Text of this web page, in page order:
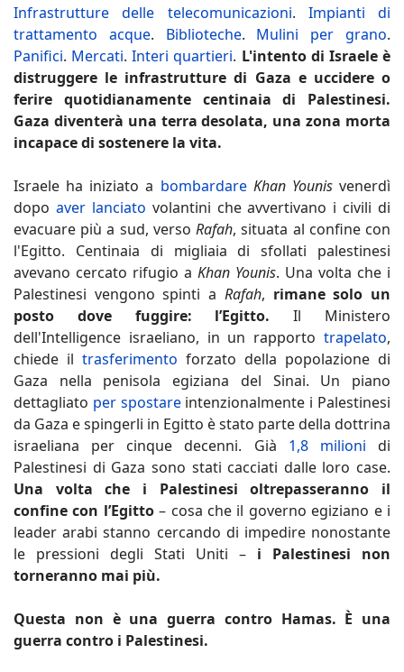
Infrastrutture delle telecomunicazioni. Impianti di
trattamento acque. Biblioteche. Mulini per grano.
Panifici. Mercati.Interi quartieri. L'intento di Israele è
distruggere le infrastrutture di Gaza e uccidere o
ferire quotidianamente centinaia di Palestinesi.
Gaza diventerà una terra desolata, una zona morta
incapace di sostenere la vita.
Israele ha iniziato a bombardare Khan Younisvenerdì
dopo aver lanciato volantini che avvertivano i civili di
evacuare più a sud, versoRafah, situata al confine con
l'Egitto. Centinaia di migliaia di sfollati palestinesi
avevano cercato rifugio a Khan Younis. Una volta che i
Palestinesi vengono spinti a Rafah, rimane solo un
posto dove fuggire: l’Egitto. Il Ministero
dell'Intelligence israeliano, in un rapporto trapelato,
chiede il trasferimento forzato della popolazione di
Gaza nella penisola egiziana del Sinai. Un piano
dettagliato per spostareintenzionalmente i Palestinesi
da Gaza e spingerli in Egitto è stato parte della dottrina
israeliana per cinque decenni. Già 1,8 milioni di
Palestinesi di Gaza sono stati cacciati dalle loro case.
Una volta che i Palestinesi oltrepasseranno il
confine con l’Egitto– cosa che il governo egiziano e i
leader arabi stanno cercando di impedire nonostante
le pressioni degli Stati Uniti – i Palestinesi non
torneranno mai più.
Questa non è una guerra contro Hamas. È una
guerra contro i Palestinesi.